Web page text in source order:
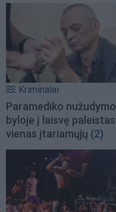
Kriminalai
Paramediko nužudymo
byloje į laisvę paleistas
vienas įtariamųjų (2)